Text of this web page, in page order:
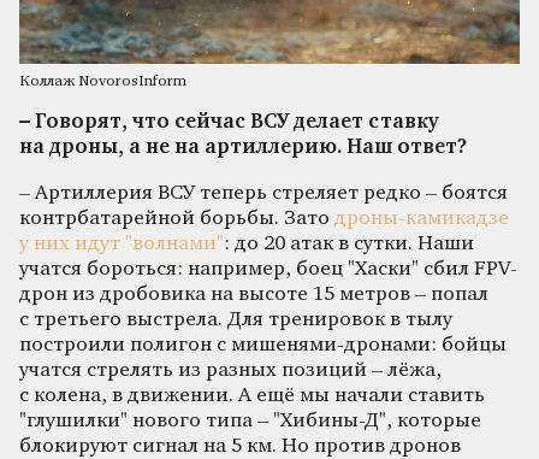
Коллаж NovorosInform
– Говорят, что сейчас ВСУ делает ставку
на дроны, а не на артиллерию. Наш ответ?
– Артиллерия ВСУ теперь стреляет редко – боятся
контрбатарейной борьбы. Зато дроны-камикадзе
у них идут "волнами": до 20 атак в сутки. Наши
учатся бороться: например, боец "Хаски" сбил FPV-
дрон из дробовика на высоте 15 метров – попал
с третьего выстрела. Для тренировок в тылу
построили полигон с мишенями-дронами: бойцы
учатся стрелять из разных позиций – лёжа,
с колена, в движении. А ещё мы начали ставить
"глушилки" нового типа – "Хибины-Д", которые
блокируют сигнал на 5 км. Но против дронов